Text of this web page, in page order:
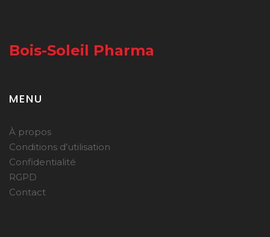
Bois-Soleil Pharma
MENU
À propos
Conditions d’utilisation
Confidentialité
RGPD
Contact